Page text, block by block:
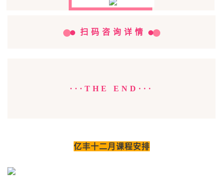
扫 码 咨 询 详 情
···THE END···
亿丰十二月课程安排